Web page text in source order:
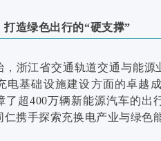
打造绿色出行的“硬支撑”
，浙江省交通轨道交通与能
电基础设施建设方面的卓越
了超400万辆新能源汽车的
仁携手探索充换电产业与绿色